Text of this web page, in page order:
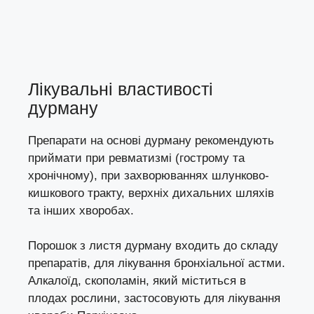
Лікувальні властивості
дурману
Препарати на основі дурману рекомендують
приймати при ревматизмі (гострому та
хронічному), при захворюваннях шлунково-
кишкового тракту, верхніх дихальних шляхів
та інших хворобах.
Порошок з листя дурману входить до складу
препаратів, для лікування бронхіальної астми.
Алкалоїд, скополамін, який міститься в
плодах рослини, застосовують для лікування